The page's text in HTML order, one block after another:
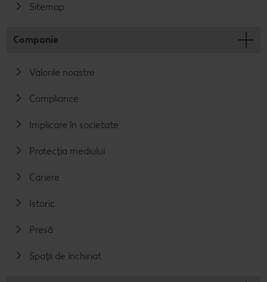
Sitemap
Companie
Valorile noastre
Compliance
Implicare în societate
Protecția mediului
Cariere
Istoric
Presă
Spații de închiriat